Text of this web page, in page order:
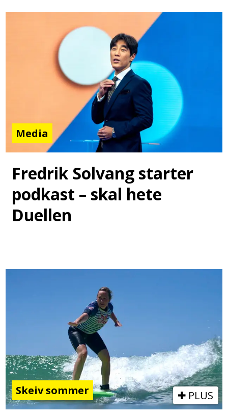
Media
Fredrik Solvang starter
podkast – skal hete
Duellen
Skeiv sommer PLUS